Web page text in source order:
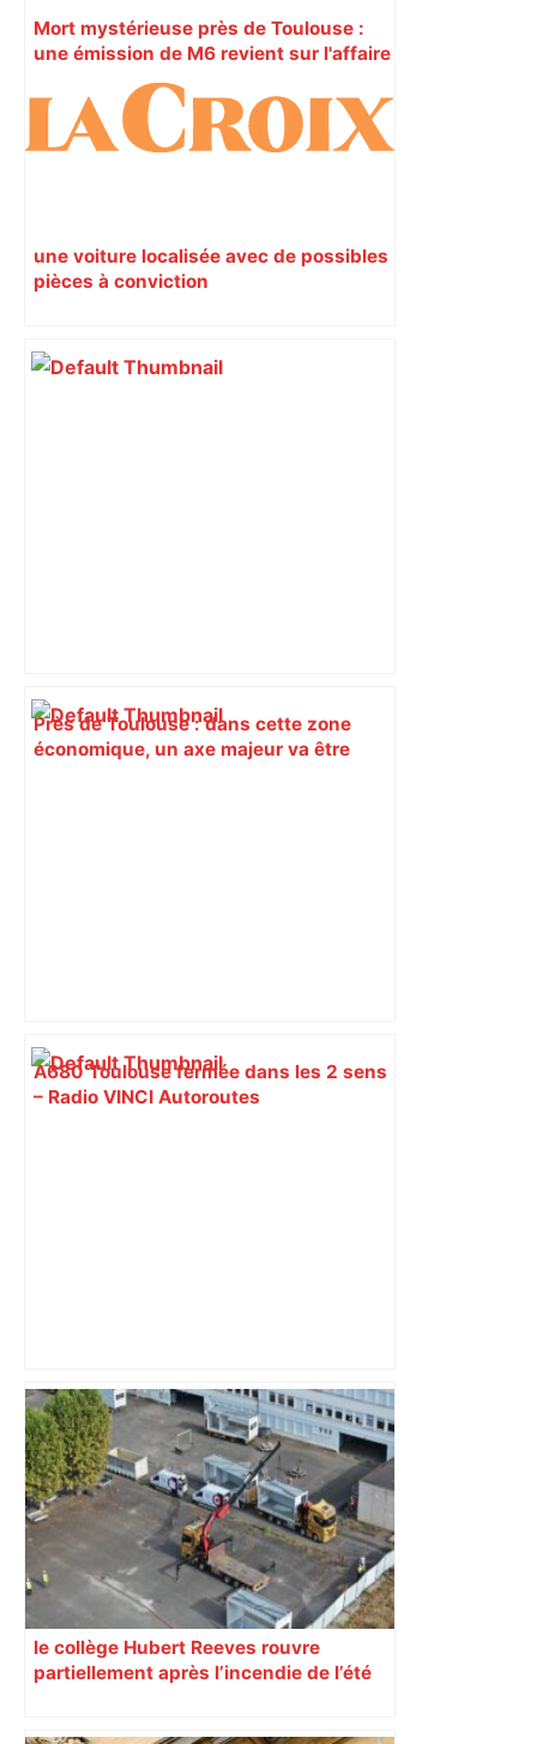
Mort mystérieuse près de Toulouse :
une émission de M6 revient sur l'affaire
Christian Abraham, retrouvé la gorge
tranchée et recouvert de feuilles il y a
deux ans – ladepeche.fr
une voiture localisée avec de possibles
pièces à conviction
Près de Toulouse : dans cette zone
économique, un axe majeur va être
A680 Toulouse fermée dans les 2 sens
– Radio VINCI Autoroutes
« Rien d'inquiétant » pour Guillaume
Restes, le gardien de Toulouse, après
sa sortie à Metz – L'Équipe
le collège Hubert Reeves rouvre
partiellement après l’incendie de l’été